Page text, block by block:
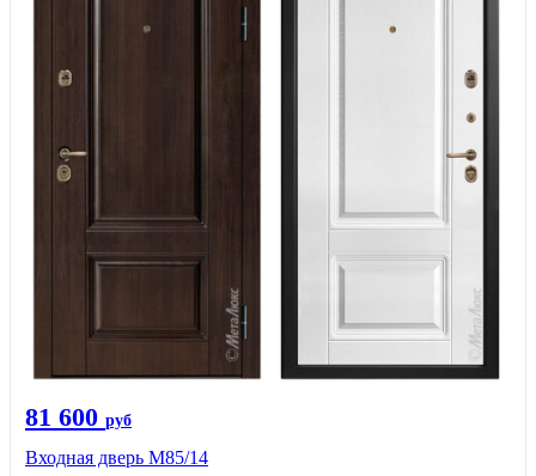
81 600 руб
Входная дверь М85/14